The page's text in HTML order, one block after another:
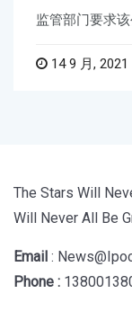
监管部门要求
14 9 月, 2021
The Stars Will
Will Never All Be
Email :
Phone :